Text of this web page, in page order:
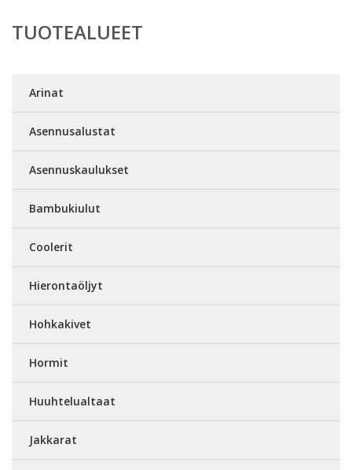
TUOTEALUEET
Arinat
Asennusalustat
Asennuskaulukset
Bambukiulut
Coolerit
Hierontaöljyt
Hohkakivet
Hormit
Huuhtelualtaat
Jakkarat